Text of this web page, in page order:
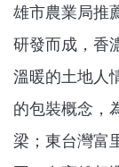
雄市農業局推
研發而成，香
溫暖的土地人
的包裝概念，
梁；東台灣富